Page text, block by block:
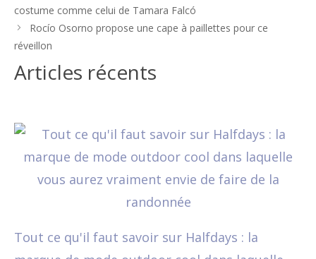
costume comme celui de Tamara Falcó
Rocío Osorno propose une cape à paillettes pour ce
réveillon
Articles récents
Tout ce qu'il faut savoir sur Halfdays : la